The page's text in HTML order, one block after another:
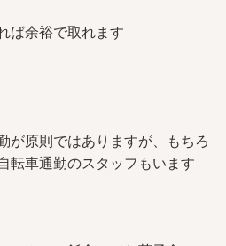
余裕で取れます
原則ではありますが、もちろ
転車通勤のスタッフもいます